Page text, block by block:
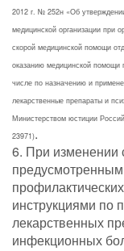
2012 г. № 252н «Об
медицинской организации при
скорой медицинской помощи
оказанию медицинской помощи
числе по назначению и
лекарственные препараты и
Министерством юстиции
23971).
6. При изменении
инструкциями по
лекарственных
инфекционных